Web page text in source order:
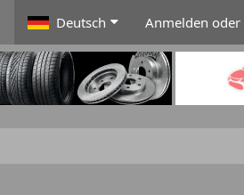
Deutsch Anmelden